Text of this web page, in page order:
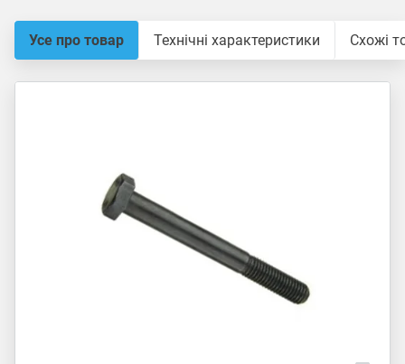
Усе про товар Технічні характеристики Схожі